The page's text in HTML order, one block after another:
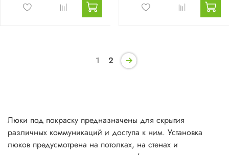
1 2
Люки под покраску предназначены для скрытия
различных коммуникаций и доступа к ним. Установка
люков предусмотрена на потолках, на стенах и